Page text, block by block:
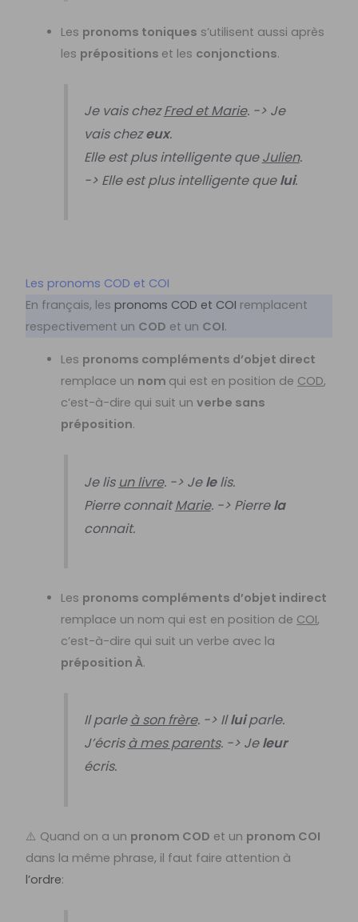
Les pronoms toniques s’utilisent aussi après
les prépositions et les conjonctions.
Je vais chezFred et Marie. -> Je
vais chezeux.
Elle est plus intelligente queJulien.
-> Elle est plus intelligente quelui.
Les pronoms COD et COI
En français, lespronoms COD et COI remplacent
respectivement un COD et un COI.
Les pronoms compléments d’objet direct
remplace un nom qui est en position de COD,
c’est-à-dire qui suit un verbe sans
préposition.
Je lis un livre. -> Jelelis.
Pierre connaitMarie. -> Pierrela
connait.
Les pronoms compléments d’objet indirect
remplace un nom qui est en position de COI,
c’est-à-dire qui suit un verbe avec la
préposition À.
Il parleà son frère. -> Illuiparle.
J’écrisà mes parents. -> Jeleur
écris.
⚠️ Quand on a un pronom COD et un pronom COI
dans la même phrase, il faut faire attention à
l’ordre: